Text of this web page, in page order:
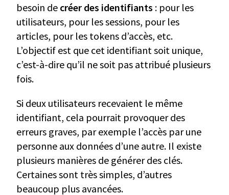
besoin de créer des identifiants : pour les
utilisateurs, pour les sessions, pour les
articles, pour les tokens d’accès, etc.
L’objectif est que cet identifiant soit unique,
c’est-à-dire qu’il ne soit pas attribué plusieurs
fois.
Si deux utilisateurs recevaient le même
identifiant, cela pourrait provoquer des
erreurs graves, par exemple l’accès par une
personne aux données d’une autre. Il existe
plusieurs manières de générer des clés.
Certaines sont très simples, d’autres
beaucoup plus avancées.